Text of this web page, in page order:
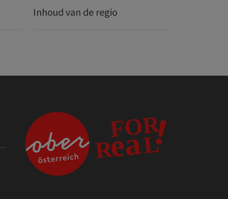
Inhoud van de regio